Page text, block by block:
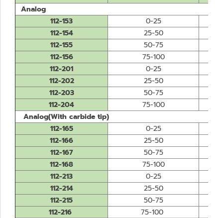
Analog
112-153
0-25
112-154
25-50
112-155
50-75
112-156
75-100
112-201
0-25
112-202
25-50
112-203
50-75
112-204
75-100
Analog(With carbide tip)
112-165
0-25
112-166
25-50
112-167
50-75
112-168
75-100
112-213
0-25
112-214
25-50
112-215
50-75
112-216
75-100